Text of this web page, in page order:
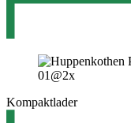
Kompaktlader